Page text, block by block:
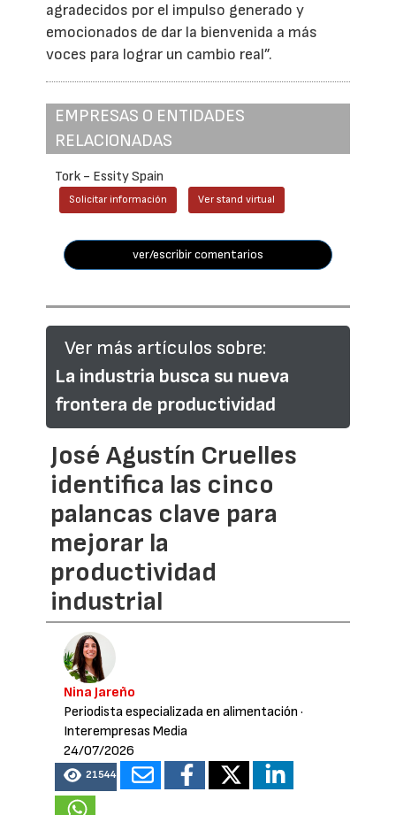
agradecidos por el impulso generado y
emocionados de dar la bienvenida a más
voces para lograr un cambio real”.
EMPRESAS O ENTIDADES
RELACIONADAS
Tork - Essity Spain
Solicitar información Ver stand virtual
ver/escribir comentarios
Ver más artículos sobre:
La industria busca su nueva
frontera de productividad
José Agustín Cruelles
identifica las cinco
palancas clave para
mejorar la
productividad
industrial
Nina Jareño
Periodista especializada en alimentación ·
Interempresas Media
24/07/2026
21544